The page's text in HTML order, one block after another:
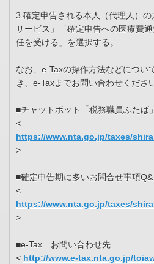
3.確定申告される本人（代理人）
サービス」「確定申告への医療費
任を受ける」を選択する。
なお、e-Taxの操作方法などについ
き、e-Taxまでお問い合わせくださ
■チャットボット「税務職員ふたば」
<
https://www.nta.go.jp/taxes/
>
■確定申告期に多いお問合せ事項Q&
<
https://www.nta.go.jp/taxes/
>
■e-Tax お問い合わせ先
< http://www.e-tax.nta.go.jp/